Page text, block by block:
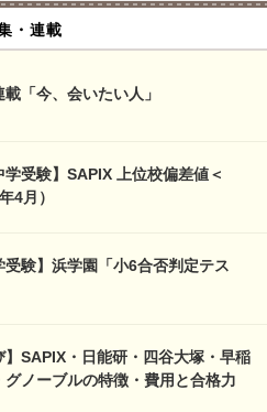
・連載
「今、会いたい人」
受験】SAPIX 上位校偏差値＜
4月）
験】浜学園「小6合否判定テス
】SAPIX・日能研・四谷大塚・早稲
ノーブルの特徴・費用と合格力